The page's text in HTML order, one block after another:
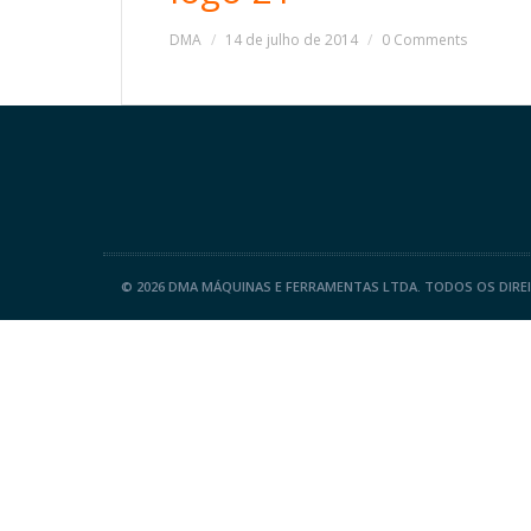
DMA 14 de julho de 2014 0 Comments
© 2026 DMA MÁQUINAS E FERRAMENTAS LTDA. TODOS OS